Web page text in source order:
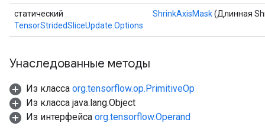
статический
TensorStridedSliceUpdate.Options
ShrinkAxisMask(Длинная
Унаследованные методы
Из класса org.tensorflow.op.PrimitiveOp
Из класса java.lang.Object
Из интерфейса org.tensorflow.Operand